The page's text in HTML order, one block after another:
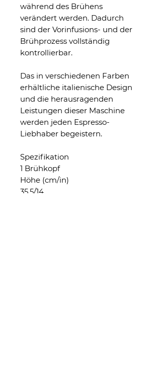
während des Brühens
verändert werden. Dadurch
sind der Vorinfusions- und der
Brühprozess vollständig
kontrollierbar.
Das in verschiedenen Farben
erhältliche italienische Design
und die herausragenden
Leistungen dieser Maschine
werden jeden Espresso-
Liebhaber begeistern.
Spezifikation
1 Brühkopf
Höhe (cm/in)
35,5/14